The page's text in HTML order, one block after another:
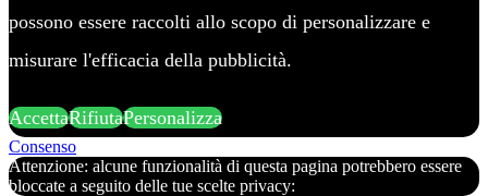
possono essere raccolti allo scopo di personalizzare e
misurare l'efficacia della pubblicità.
AccettaRifiutaPersonalizza
Consenso
Attenzione: alcune funzionalità di questa pagina potrebbero essere
bloccate a seguito delle tue scelte privacy: